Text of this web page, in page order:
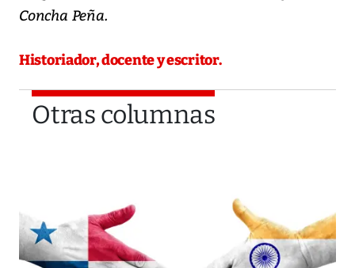
Concha Peña.
Historiador, docente y escritor.
Otras columnas